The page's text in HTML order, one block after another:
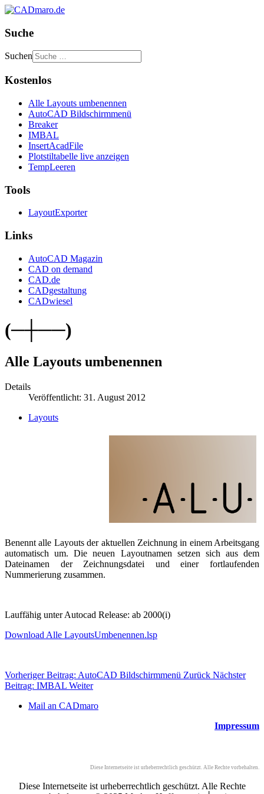
Suche
Suchen
Kostenlos
Alle Layouts umbenennen
AutoCAD Bildschirmmenü
Breaker
IMBAL
InsertAcadFile
Plotstiltabelle live anzeigen
TempLeeren
Tools
LayoutExporter
Links
AutoCAD Magazin
CAD on demand
CAD.de
CADgestaltung
CADwiesel
(─┼──)
Alle Layouts umbenennen
Details
Veröffentlicht: 31. August 2012
Layouts
Benennt alle Layouts der aktuellen Zeichnung in einem Arbeitsgang
automatisch um. Die neuen Layoutnamen setzen sich aus dem
Dateinamen der Zeichnungsdatei und einer fortlaufenden
Nummerierung zusammen.
Lauffähig unter Autocad Release: ab 2000(i)
Download Alle LayoutsUmbenennen.lsp
Vorheriger Beitrag: AutoCAD Bildschirmmenü Zurück Nächster
Beitrag: IMBAL Weiter
Mail an CADmaro
Impressum
Diese Internetseite ist urheberrechtlich geschützt. Alle Rechte vorbehalten.
Diese Internetseite ist urheberrechtlich geschützt. Alle Rechte